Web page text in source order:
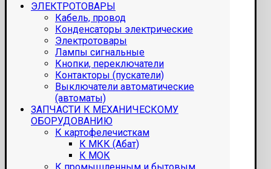
ЭЛЕКТРОТОВАРЫ
Кабель, провод
Конденсаторы электрические
Электротовары
Лампы сигнальные
Кнопки, переключатели
Контакторы (пускатели)
Выключатели автоматические
(автоматы)
ЗАПЧАСТИ К МЕХАНИЧЕСКОМУ
ОБОРУДОВАНИЮ
К картофелечисткам
К МКК (Абат)
К МОК